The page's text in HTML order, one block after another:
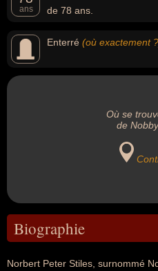
ans
de 78 ans.
Enterré (où exactement
Où se
de
Biographie
Norbert Peter Stiles, surnommé